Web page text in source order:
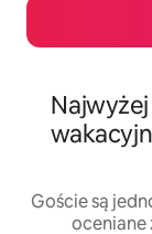
Goście są
oceniane